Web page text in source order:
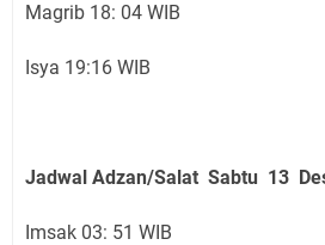
Magrib 18: 04 WIB
Isya 19:16 WIB
Jadwal Adzan/Salat Sabtu 13
Imsak 03: 51 WIB